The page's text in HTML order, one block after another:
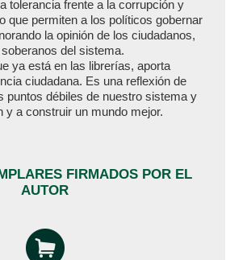
tolerancia frente a la corrupción y
que permiten a los políticos gobernar
la opinión de los ciudadanos,
del sistema.
ya está en las librerías, aporta
ciudadana. Es una reflexión de
puntos débiles de nuestro sistema y
y a construir un mundo mejor.
FIRMADOS POR EL
AUTOR